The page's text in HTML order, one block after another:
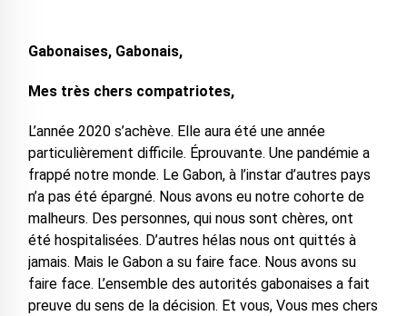
Gabonaises, Gabonais,
Mes très chers compatriotes,
L’année 2020 s’achève. Elle aura été une année
particulièrement difficile. Éprouvante. Une pandémie a
frappé notre monde. Le Gabon, à l’instar d’autres pays
n’a pas été épargné. Nous avons eu notre cohorte de
malheurs. Des personnes, qui nous sont chères, ont
été hospitalisées. D’autres hélas nous ont quittés à
jamais. Mais le Gabon a su faire face. Nous avons su
faire face. L’ensemble des autorités gabonaises a fait
preuve du sens de la décision. Et vous, Vous mes chers